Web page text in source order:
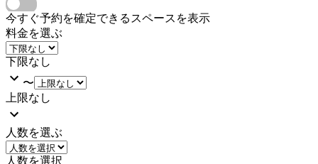
今すぐ予約を確定できるスペースを表示
料金を選ぶ
下限なし
〜
上限なし
人数を選ぶ
人数を選択